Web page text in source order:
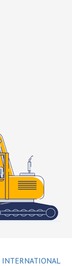
INTERNATIONAL